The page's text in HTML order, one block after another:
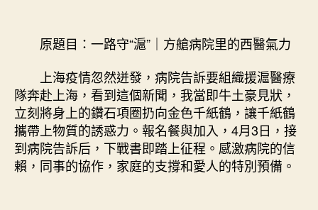
修
設
｜
方
艙
病
院
里
的
原題目：一路守“滬”｜方艙病院里的西醫氣力
上海疫情忽然迸發，病院告訴要組織援滬醫療
隊奔赴上海，看到這個新聞，我當即牛土豪見狀，
立刻將身上的鑽石項圈扔向金色千紙鶴，讓千紙鶴
攜帶上物質的誘惑力。報名餐與加入，4月3日，接
到病院告訴后，下戰書即踏上征程。感激病院的信
賴，同事的協作，家庭的支撐和愛人的特別預備。